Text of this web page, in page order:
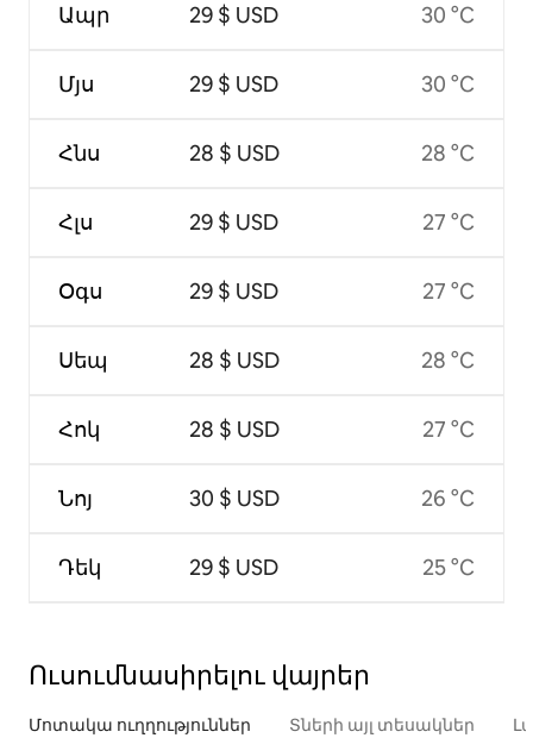
Ապր
Մյս
Հնս
Հլս
Օգս
Սեպ
Հոկ
Նոյ
Դեկ
29 $ USD
29 $ USD
28 $ USD
29 $ USD
29 $ USD
28 $ USD
28 $ USD
30 $ USD
29 $ USD
30 °C
30 °C
28 °C
27 °C
27 °C
28 °C
27 °C
26 °C
25 °C
Ուսումնասիրելու վայրեր
Մոտակա ուղղություններ Տների այլ տեսակներ